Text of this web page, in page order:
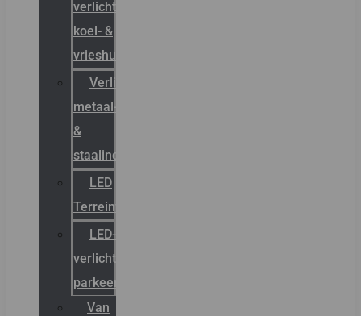
verlichting
koel- &
vrieshuizen
Verlichting
metaal-
&
staalindustrie
LED
Terreinverlichting
LED-
verlichting
parkeergarage
Van